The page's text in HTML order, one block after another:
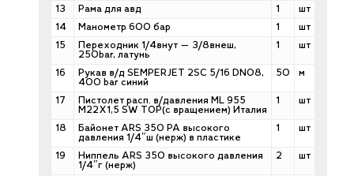
13
Рама для авд 1
шт
14
Манометр 600 бар 1
шт
15
Переходник 1/4внут — 3/8внеш,
250bar, латунь
1 шт
16
Рукав в/д SEMPERJET 2SC 5/16 DN08,
400 bar синий
50 м
17
Пистолет расп. в/давления ML 955
M22X1,5 SW TOP(с вращением) Италия
1 шт
18
Байонет ARS 350 PA высокого
давления 1/4″ш (нерж) в пластике
1 шт
19
Ниппель ARS 350 высокого давления
1/4″г (нерж)
2 шт